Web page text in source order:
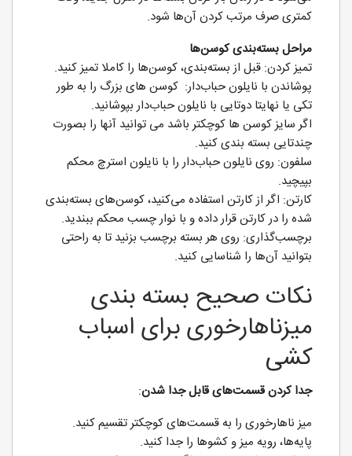
کمتری صرف مرتب کردن آن‌ها شود.
مراحل بسته‌بندی کوسن‌ها
تمیز کردن: قبل از بسته‌بندی، کوسن‌ها را کاملا تمیز کنید.
پوشاندن با نایلون حباب‌دار: کوسن های بزرگ را به طور
تکی یا نهایتا دوتایی با نایلون حباب‌دار بپوشانید.
اگر سایز کوسن ها کوچکتر باشد می توانید آنها را بصورت
چندتایی بسته بندی کنید.
سلفون: روی نایلون حباب‌دار را با نایلون استرچ محکم
بپیچید.
کارتن: اگر از کارتن استفاده می‌کنید، کوسن‌های بسته‌بندی
شده را در کارتن قرار داده و با نوار چسب محکم ببندید.
برچسب‌گذاری: روی هر بسته برچسب بزنید تا به راحتی
بتوانید آن‌ها را شناسایی کنید.
نکات صحیح بسته بندی
میزناهارخوری برای اسباب
کشی
جدا کردن قسمت‌های قابل جدا شدن:
میز ناهارخوری را به قسمت‌های کوچکتر تقسیم کنید.
پایه‌ها، رویه میز و کشوها را جدا کنید.